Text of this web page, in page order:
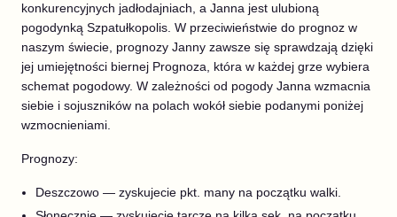
konkurencyjnych jadłodajniach, a Janna jest ulubioną
pogodynką Szpatułkopolis. W przeciwieństwie do prognoz w
naszym świecie, prognozy Janny zawsze się sprawdzają dzięki
jej umiejętności biernej Prognoza, która w każdej grze wybiera
schemat pogodowy. W zależności od pogody Janna wzmacnia
siebie i sojuszników na polach wokół siebie podanymi poniżej
wzmocnieniami.
Prognozy:
Deszczowo — zyskujecie pkt. many na początku walki.